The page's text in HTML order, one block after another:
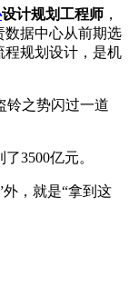
设计规划工程师 ，
数据中心从前期选
程规划设计，是机
铃之势闪过一道
3500亿元。
，就是“拿到这